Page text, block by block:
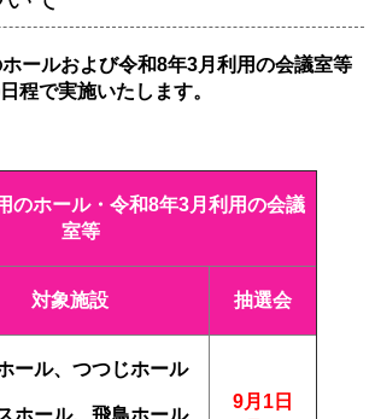
ールおよび令和8年3月利用の会議室等
程で実施いたします。
のホール・令和8年3月利用の会議
室等
対象施設 抽選会
ール、つつじホール
9月1日